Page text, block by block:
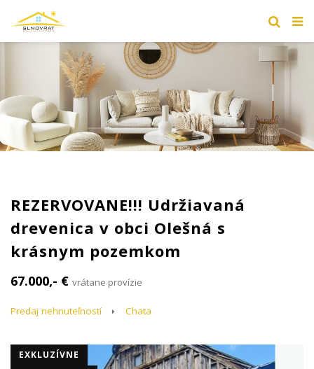
REZERVOVANE!!! Udržiavaná
drevenica v obci Olešná s
krásnym pozemkom
67.000,- € vrátane provízie
Predaj nehnuteľností Chata
EXKLUZÍVNE